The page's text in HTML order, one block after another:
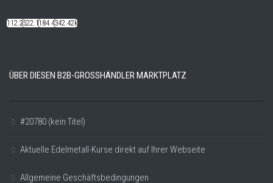
112.22k522.14k184.48k342.42k
ÜBER DIESEN B2B-GROSSHÄNDLER MARKTPLATZ
#20780 (kein Titel)
Aktuelle Edelmetall-Kurse direkt auf Ihrer Webseite
Allgemeine Geschäftsbedingungen